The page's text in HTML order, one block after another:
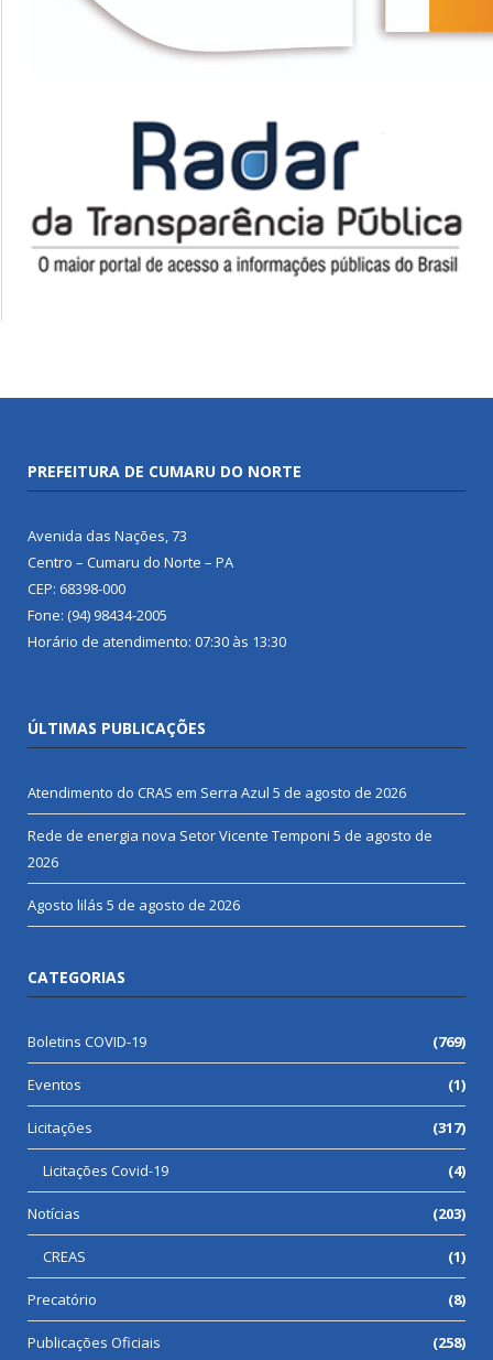
PREFEITURA DE CUMARU DO NORTE
Avenida das Nações, 73
Centro – Cumaru do Norte – PA
CEP: 68398-000
Fone: (94) 98434-2005
Horário de atendimento: 07:30 às 13:30
ÚLTIMAS PUBLICAÇÕES
Atendimento do CRAS em Serra Azul 5 de agosto de 2026
Rede de energia nova Setor Vicente Temponi 5 de agosto de
2026
Agosto lilás 5 de agosto de 2026
CATEGORIAS
Boletins COVID-19 (769)
Eventos (1)
Licitações (317)
Licitações Covid-19 (4)
Notícias (203)
CREAS (1)
Precatório (8)
Publicações Oficiais (258)